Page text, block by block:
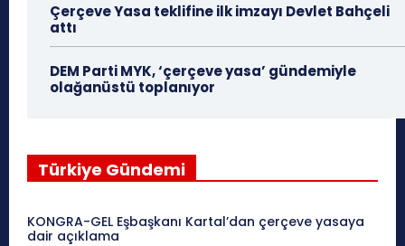
Çerçeve Yasa teklifine ilk imzayı Devlet Bahçeli
attı
DEM Parti MYK, ‘çerçeve yasa’ gündemiyle
olağanüstü toplanıyor
Türkiye Gündemi
KONGRA-GEL Eşbaşkanı Kartal’dan çerçeve yasaya
dair açıklama